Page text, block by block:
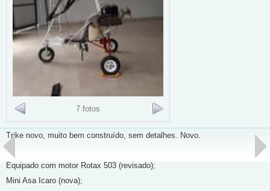
7 fotos
Trike novo, muito bem construído, sem detalhes. Novo.
Equipado com motor Rotax 503 (revisado);
Mini Asa Icaro (nova);